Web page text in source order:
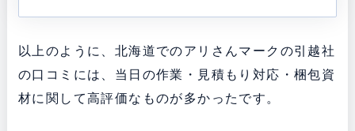
以上のように、北海道でのアリさんマークの引越社
の口コミには、当日の作業・見積もり対応・梱包資
材に関して高評価なものが多かったです。